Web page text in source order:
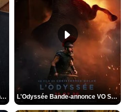
Spider-Man: Brand New Day Bande-annonce VO STFR L'Odyssée Bande-annonce VO STFR